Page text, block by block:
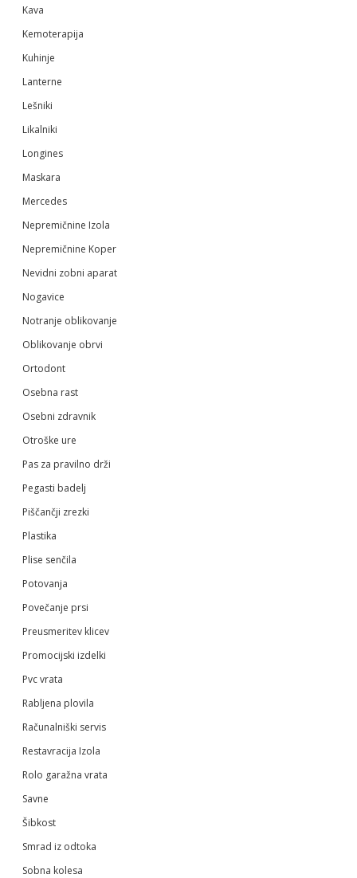
Kava
Kemoterapija
Kuhinje
Lanterne
Lešniki
Likalniki
Longines
Maskara
Mercedes
Nepremičnine Izola
Nepremičnine Koper
Nevidni zobni aparat
Nogavice
Notranje oblikovanje
Oblikovanje obrvi
Ortodont
Osebna rast
Osebni zdravnik
Otroške ure
Pas za pravilno drži
Pegasti badelj
Piščančji zrezki
Plastika
Plise senčila
Potovanja
Povečanje prsi
Preusmeritev klicev
Promocijski izdelki
Pvc vrata
Rabljena plovila
Računalniški servis
Restavracija Izola
Rolo garažna vrata
Savne
Šibkost
Smrad iz odtoka
Sobna kolesa